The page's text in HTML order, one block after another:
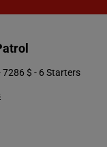
7286 $ - 6 Starters